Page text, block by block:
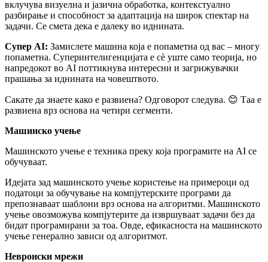
вклучува визуелна и јазична обработка, контекстуално
разбирање и способност за адаптација на широк спектар на
задачи. Се смета дека е далеку во иднината.
Супер AI: Замислете машина која е попаметна од вас – многу
попаметна. Суперинтелигенцијата е сè уште само теорија, но
напредокот во AI поттикнува интересни и загрижувачки
прашања за иднината на човештвото.
Сакате да знаете како е развиена? Одговорот следува. 😊 Таа е
развиена врз основа на четири сегменти.
Машинско учење
Машинското учење е техника преку која програмите на AI се
обучуваат.
Идејата зад машинското учење користење на примероци од
податоци за обучување на компјутерските програми да
препознаваат шаблони врз основа на алгоритми. Машинското
учење овозможува компјутерите да извршуваат задачи без да
бидат програмирани за тоа. Овде, ефикасноста на машинското
учење генерално зависи од алгоритмот.
Невронски мрежи